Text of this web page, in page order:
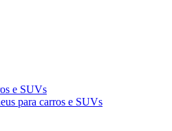
e SUVs
para carros e SUVs